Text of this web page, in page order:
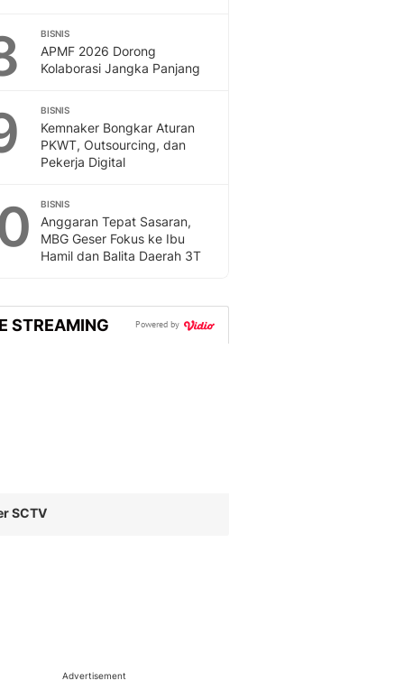
BISNIS
APMF 2026 Dorong
Kolaborasi Jangka Panjang
BISNIS
Kemnaker Bongkar Aturan
PKWT, Outsourcing, dan
Pekerja Digital
BISNIS
Anggaran Tepat Sasaran,
MBG Geser Fokus ke Ibu
Hamil dan Balita Daerah 3T
STREAMING Powered by
SCTV
Advertisement